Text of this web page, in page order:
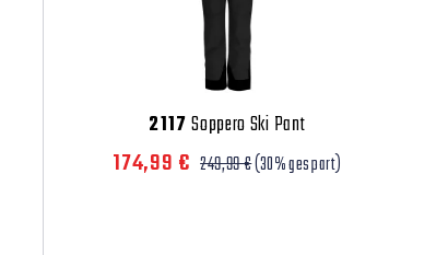
2117Soppero Ski Pant
174,99 € 249,99 €(30% gespart)